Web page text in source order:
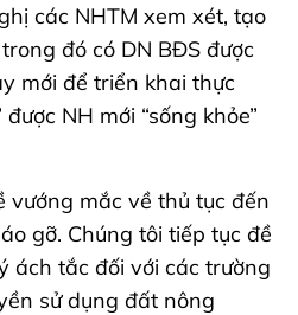
các NHTM xem xét, tạo
đó có DN BĐS được
mới để triển khai thực
NH mới “sống khỏe”
vướng mắc về thủ tục đến
gỡ. Chúng tôi tiếp tục đề
ách tắc đối với các trường
sử dụng đất nông